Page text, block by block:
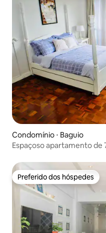
Condomínio ⋅ Baguio
Espaçoso apartamento de
Preferido dos hóspedes
Preferido dos hóspedes